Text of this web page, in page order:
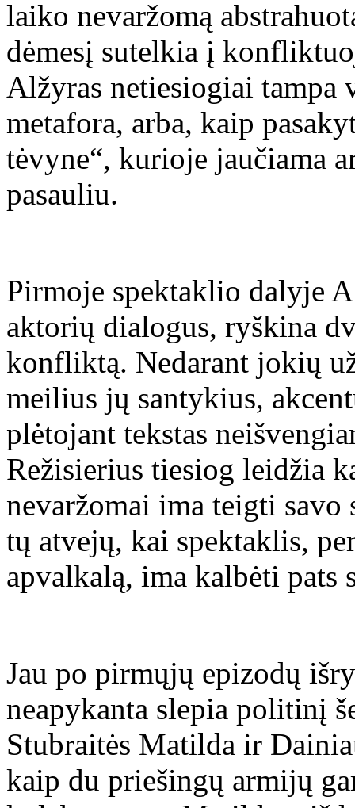
laiko nevaržomą
dėmesį sutelkia į
Alžyras netiesiogiai tampa
metafora, arba, kaip
tėvyne“, kurioje jaučiama
pasauliu.
Pirmoje spektaklio dalyje
aktorių dialogus, ryškina
konfliktą. Nedarant jokių
meilius jų santykius,
plėtojant tekstas
Režisierius tiesiog leidžia
nevaržomai ima teigti
tų atvejų, kai spektaklis,
apvalkalą, ima kalbėti pats
Jau po pirmųjų epizodų
neapykanta slepia politinį
Stubraitės Matilda ir
kaip du priešingų armijų